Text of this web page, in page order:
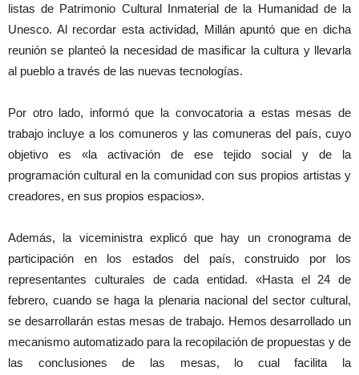
listas de Patrimonio Cultural Inmaterial de la Humanidad de la
Unesco. Al recordar esta actividad, Millán apuntó que en dicha
reunión se planteó la necesidad de masificar la cultura y llevarla
al pueblo a través de las nuevas tecnologías.
Por otro lado, informó que la convocatoria a estas mesas de
trabajo incluye a los comuneros y las comuneras del país, cuyo
objetivo es «la activación de ese tejido social y de la
programación cultural en la comunidad con sus propios artistas y
creadores, en sus propios espacios».
Además, la viceministra explicó que hay un cronograma de
participación en los estados del país, construido por los
representantes culturales de cada entidad. «Hasta el 24 de
febrero, cuando se haga la plenaria nacional del sector cultural,
se desarrollarán estas mesas de trabajo. Hemos desarrollado un
mecanismo automatizado para la recopilación de propuestas y de
las conclusiones de las mesas, lo cual facilita la